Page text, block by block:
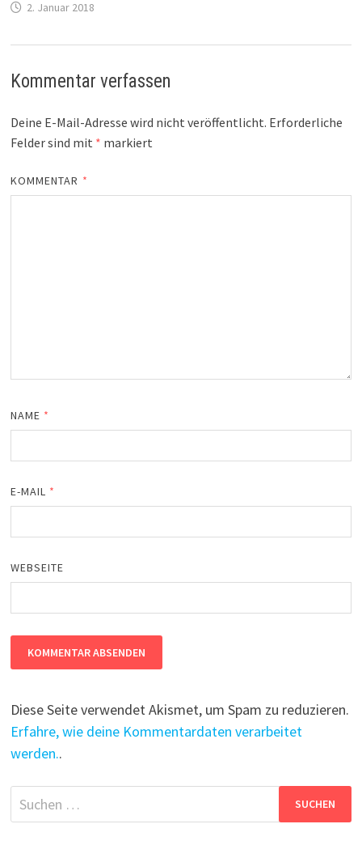
2. Januar 2018
Kommentar verfassen
Deine E-Mail-Adresse wird nicht veröffentlicht. Erforderliche
Felder sind mit * markiert
KOMMENTAR *
NAME *
E-MAIL *
WEBSEITE
Diese Seite verwendet Akismet, um Spam zu reduzieren.
Erfahre, wie deine Kommentardaten verarbeitet
werden..
Suchen
nach: